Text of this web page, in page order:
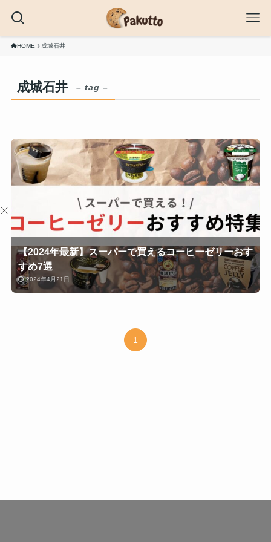
HOME 成城石井
成城石井 – tag –
【2024年最新】スーパーで買えるコーヒーゼリーおす
すめ7選
2024年4月21日
1